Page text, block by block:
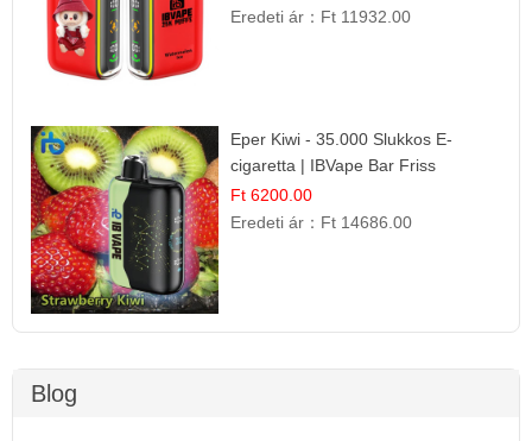
Eredeti ár： Ft 11932.00
Eper Kiwi - 35.000 Slukkos E-
cigaretta | IBVape Bar Friss
Gyümölcs Ízek
Ft 6200.00
Eredeti ár： Ft 14686.00
Blog